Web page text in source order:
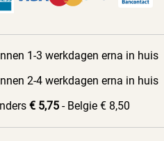
1-3 werkdagen erna in huis
2-4 werkdagen erna in huis
€ 5,75 - Belgie € 8,50